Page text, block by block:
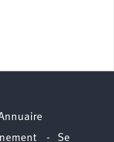
- Se